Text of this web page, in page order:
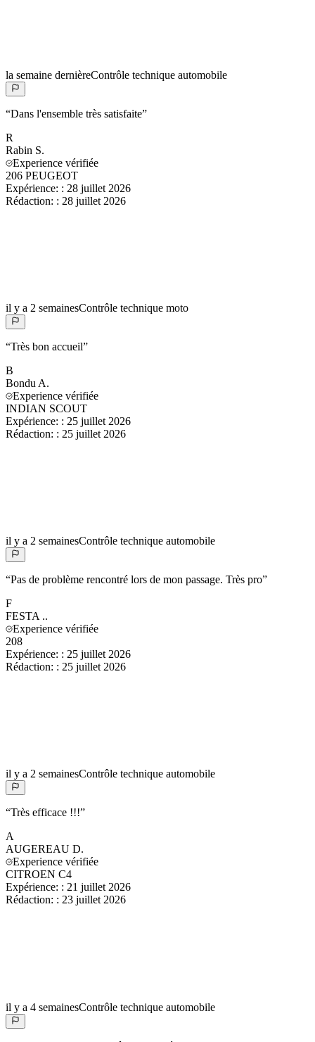
la semaine dernièreContrôle technique automobile
“Dans l'ensemble très satisfaite”
R
Rabin S.
Experience vérifiée
206 PEUGEOT
Expérience: : 28 juillet 2026
Rédaction: : 28 juillet 2026
il y a 2 semainesContrôle technique moto
“Très bon accueil”
B
Bondu A.
Experience vérifiée
INDIAN SCOUT
Expérience: : 25 juillet 2026
Rédaction: : 25 juillet 2026
il y a 2 semainesContrôle technique automobile
“Pas de problème rencontré lors de mon passage. Très pro”
F
FESTA ..
Experience vérifiée
208
Expérience: : 25 juillet 2026
Rédaction: : 25 juillet 2026
il y a 2 semainesContrôle technique automobile
“Très efficace !!!”
A
AUGEREAU D.
Experience vérifiée
CITROEN C4
Expérience: : 21 juillet 2026
Rédaction: : 23 juillet 2026
il y a 4 semainesContrôle technique automobile